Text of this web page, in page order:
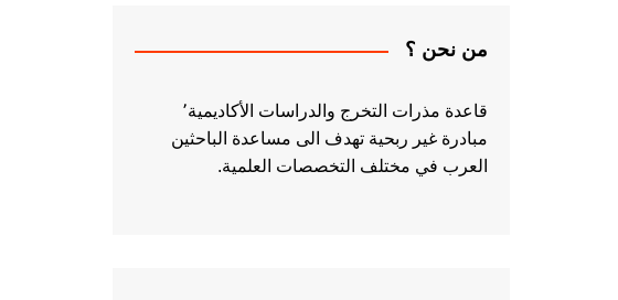
من نحن ؟
قاعدة مذرات التخرج والدراسات الأكاديمية٬
مبادرة غير ربحية تهدف الى مساعدة الباحثين
العرب في مختلف التخصصات العلمية.